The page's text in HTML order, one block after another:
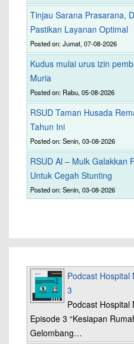
Tinjau Sarana Prasarana,
Pastikan Layanan Optimal
Posted on: Jumat, 07-08-2026
Kudus mulai urus izin
Muria
Posted on: Rabu, 05-08-2026
RSUD Taman Husada
Tahun Ini
Posted on: Senin, 03-08-2026
RSUD Al – Mulk Galakkan
Untuk Cegah Stunting
Posted on: Senin, 03-08-2026
Podcast Hospital
3
Podcast Hospital
Episode 3 “Kesiapan
Gelombang…